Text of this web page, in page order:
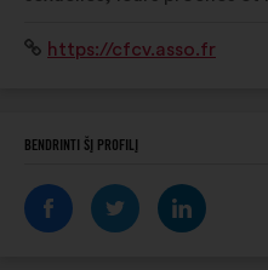
Interneto
https://cfcv.asso.fr
BENDRINTI ŠĮ PROFILĮ